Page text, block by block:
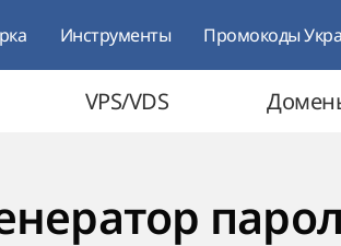
Инструменты Промокоды
VPS/VDS